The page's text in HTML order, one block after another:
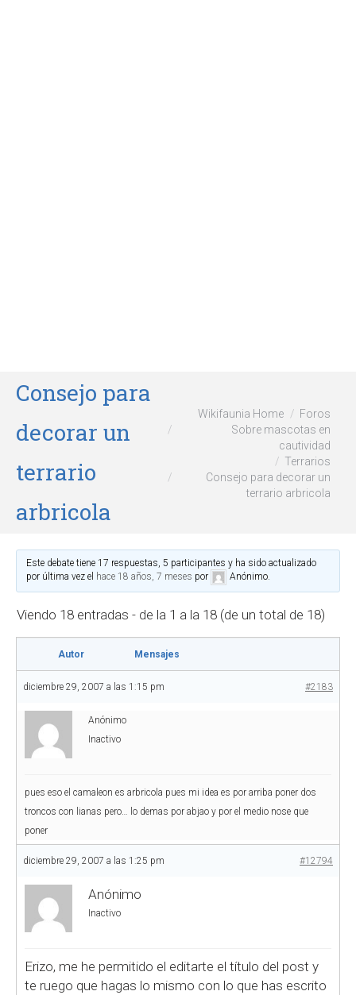
Consejo para
decorar un
terrario
arbricola
Wikifaunia Home
Foros
Sobre mascotas en
cautividad
Terrarios
Consejo para decorar un
terrario arbricola
Este debate tiene 17 respuestas, 5 participantes y ha sido actualizado
por última vez el hace 18 años, 7 meses por Anónimo.
Viendo 18 entradas - de la 1 a la 18 (de un total de 18)
Autor Mensajes
diciembre 29, 2007 a las 1:15 pm #2183
Anónimo
Inactivo
pues eso el camaleon es arbricola pues mi idea es por arriba poner dos
troncos con lianas pero… lo demas por abjao y por el medio nose que
poner
diciembre 29, 2007 a las 1:25 pm #12794
Anónimo
Inactivo
Erizo, me he permitido el editarte el título del post y
te ruego que hagas lo mismo con lo que has escrito